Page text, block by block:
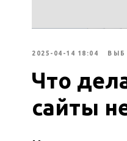
2025-04-14 18:04
Что
сайты